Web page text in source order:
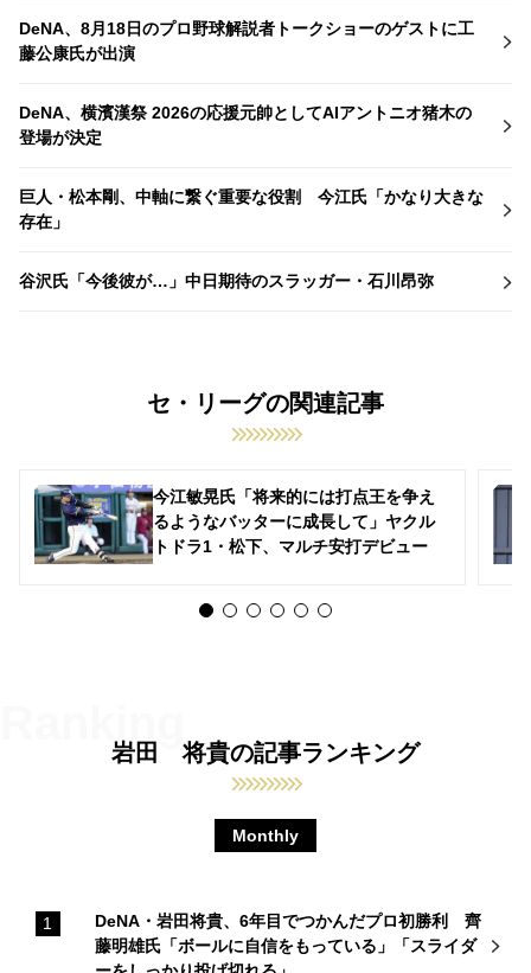
DeNA、8月18日のプロ野球解説者トークショーのゲストに工
藤公康氏が出演
DeNA、横濱漢祭 2026の応援元帥としてAIアントニオ猪木の
登場が決定
巨人・松本剛、中軸に繋ぐ重要な役割 今江氏「かなり大きな
存在」
谷沢氏「今後彼が…」中日期待のスラッガー・石川昂弥
セ・リーグの関連記事
今江敏晃氏「将来的には打点王を争え
るようなバッターに成長して」ヤクル
トドラ1・松下、マルチ安打デビュー
岩田 将貴の記事ランキング
Monthly
DeNA・岩田将貴、6年目でつかんだプロ初勝利 齊
藤明雄氏「ボールに自信をもっている」「スライダ